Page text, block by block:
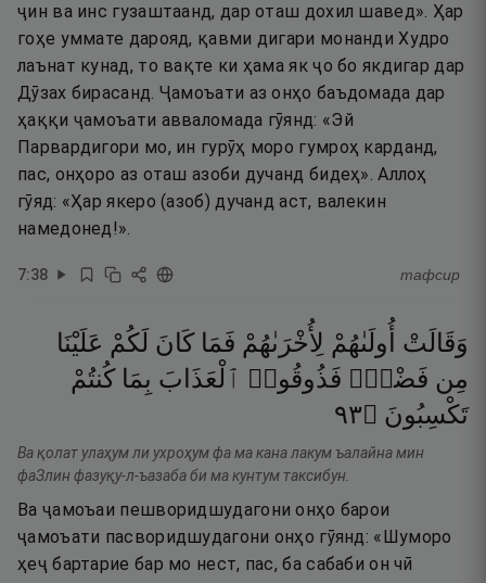
ҷин ва инс гузаштаанд, дар оташ дохил шавед». Ҳар
гоҳе уммате дарояд, қавми дигари монанди Худро
лаънат кунад, то вақте ки ҳама як ҷо бо якдигар дар
Дӯзах бирасанд. Ҷамоъати аз онҳо баъдомада дар
ҳаққи ҷамоъати авваломада гӯянд: «Эй
Парвардигори мо, ин гурӯҳ моро гумроҳ карданд,
пас, онҳоро аз оташ азоби дучанд бидеҳ». Аллоҳ
гӯяд: «Ҳар якеро (азоб) дучанд аст, валекин
намедонед!».
7:38 тафсир
وَقَالَتْ أُولَىٰهُمْ لِأُخْرَىٰهُمْ فَمَا كَانَ لَكُمْ عَلَيْنَا
مِن فَضْلٍۢ فَذُوقُوا۟ ٱلْعَذَابَ بِمَا كُنتُمْ
تَكْسِبُونَ ۝٣٩
Ва қолат улаҳум ли ухроҳум фа ма кана лакум ъалайна мин
фаЗлин фазуқу-л-ъазаба би ма кунтум таксибун.
Ва ҷамоъаи пешворидшудагони онҳо барои
ҷамоъати пасворидшудагони онҳо гӯянд: «Шуморо
ҳеҷ бартарие бар мо нест, пас, ба сабаби он чӣ